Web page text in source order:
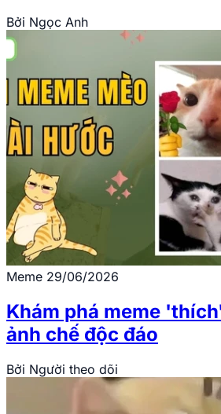
Bởi Ngọc Anh
Meme 29/06/2026
Khám phá meme
ảnh chế độc đáo
Bởi Người theo dõi